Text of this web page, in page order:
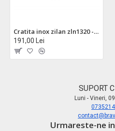
Cratita inox zilan zln1320 - 4,5l, 24cm, tehnologie triply, compatibila inductie/ gaz/ electric
191,00 Lei
SUPORT
Luni - Vineri,
Urmareste-ne